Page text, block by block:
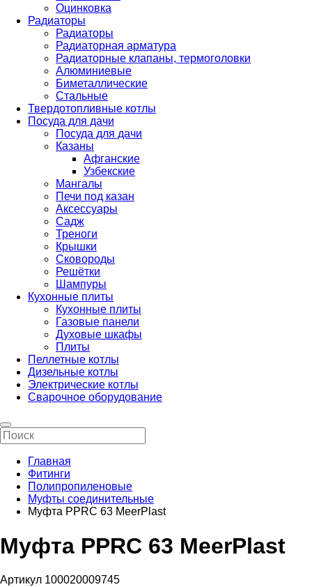
Оцинковка
Радиаторы
Радиаторы
Радиаторная арматура
Радиаторные клапаны, термоголовки
Алюминиевые
Биметаллические
Стальные
Твердотопливные котлы
Посуда для дачи
Посуда для дачи
Казаны
Афганские
Узбекские
Мангалы
Печи под казан
Аксессуары
Садж
Треноги
Крышки
Сковороды
Решётки
Шампуры
Кухонные плиты
Кухонные плиты
Газовые панели
Духовые шкафы
Плиты
Пеллетные котлы
Дизельные котлы
Электрические котлы
Сварочное оборудование
Главная
Фитинги
Полипропиленовые
Муфты соединительные
Муфта PPRC 63 MeerPlast
Муфта PPRC 63 MeerPlast
Артикул 100020009745